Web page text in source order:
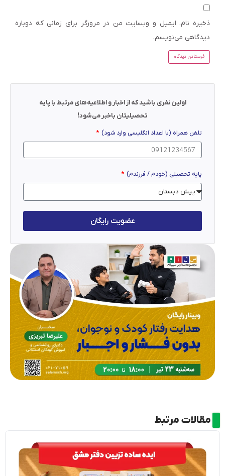
ذخیره نام، ایمیل و وبسایت من در مرورگر برای زمانی که دوباره
دیدگاهی می‌نویسم.
اولین نفری باشید که از اخبار و اطلاعیه‌های مرتبط با پایه
تحصیلیتان باخبر می‌شود!
تلفن همراه (با اعداد انگلیسی وارد شود)
پایه تحصیلی (خودم / فرزندم)
عضویت رایگان
مقالات مرتبط